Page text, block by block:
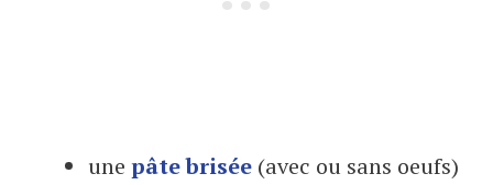
une pâte brisée (avec ou sans oeufs)